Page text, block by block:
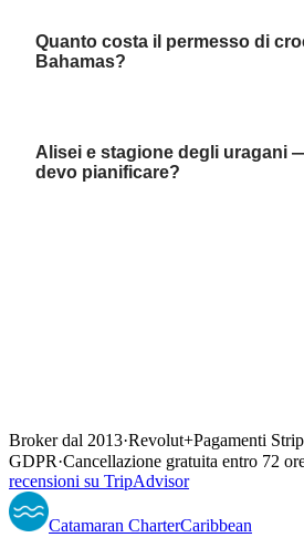
Quanto costa il permesso di
Bahamas?
Alisei e stagione degli uragani
devo pianificare?
Broker dal 2013·Revolut+Pagamenti
GDPR·Cancellazione gratuita entro 72
recensioni su TripAdvisor
Catamaran CharterCaribbean